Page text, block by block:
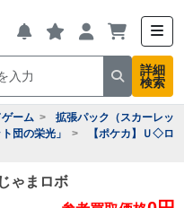
詳細
検索
ーム
拡張パック（スカーレッ
団の栄光」
【ポケカ】Ｕ◇ロ
ゃまロボ